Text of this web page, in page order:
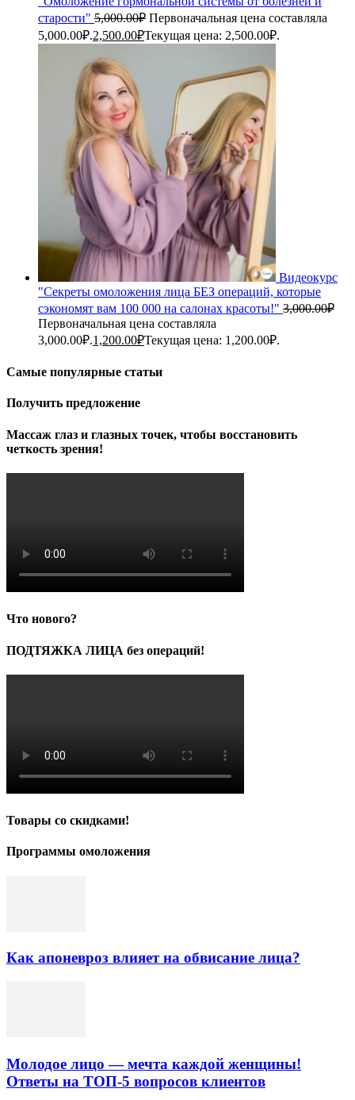
старости" 5,000.00₽ Первоначальная цена составляла
5,000.00₽.2,500.00₽Текущая цена: 2,500.00₽.
Видеокурс
"Секреты омоложения лица БЕЗ операций, которые
сэкономят вам 100 000 на салонах красоты!" 3,000.00₽
Первоначальная цена составляла
3,000.00₽.1,200.00₽Текущая цена: 1,200.00₽.
Самые популярные статьи
Получить предложение
Массаж глаз и глазных точек, чтобы восстановить
четкость зрения!
Что нового?
ПОДТЯЖКА ЛИЦА без операций!
Товары со скидками!
Программы омоложения
Как апоневроз влияет на обвисание лица?
Молодое лицо — мечта каждой женщины!
Ответы на ТОП-5 вопросов клиентов